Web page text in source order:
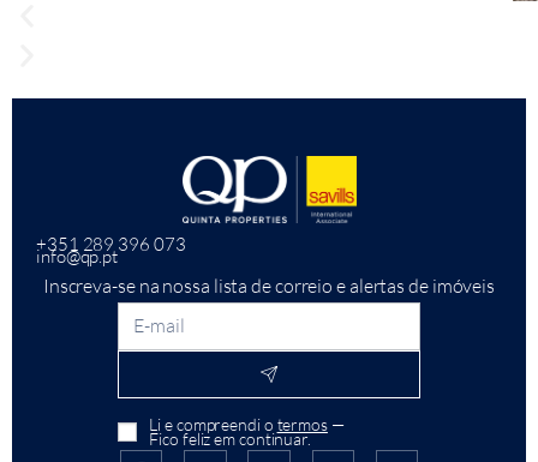
+351 289 396 073
info@qp.pt
Inscreva-se na nossa lista de correio e alertas de imóveis
Li e compreendi o termos—
Fico feliz em continuar.